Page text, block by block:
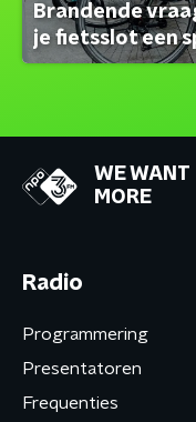
Brandende
je fietsslot een
WE WANT
MORE
Radio
Programmering
Presentatoren
Frequenties